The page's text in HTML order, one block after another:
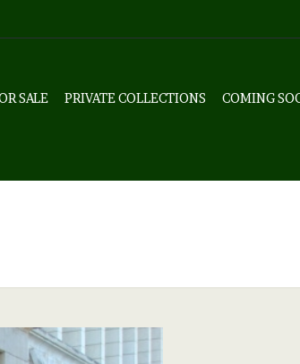
SALE PRIVATE COLLECTIONS COMING